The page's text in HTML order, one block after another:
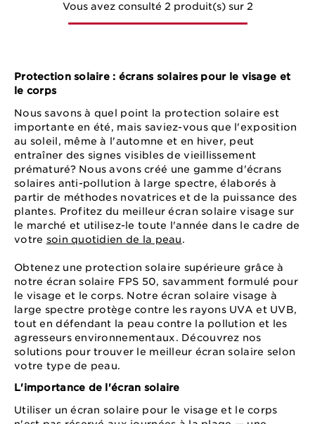
Vous avez consulté 2 produit(s) sur 2
Protection solaire : écrans solaires pour le visage et
le corps
Nous savons à quel point la protection solaire est
importante en été, mais saviez-vous que l'exposition
au soleil, même à l'automne et en hiver, peut
entraîner des signes visibles de vieillissement
prématuré? Nous avons créé une gamme d'écrans
solaires anti-pollution à large spectre, élaborés à
partir de méthodes novatrices et de la puissance des
plantes. Profitez du meilleur écran solaire visage sur
le marché et utilisez-le toute l'année dans le cadre de
votre soin quotidien de la peau.
Obtenez une protection solaire supérieure grâce à
notre écran solaire FPS 50, savamment formulé pour
le visage et le corps. Notre écran solaire visage à
large spectre protège contre les rayons UVA et UVB,
tout en défendant la peau contre la pollution et les
agresseurs environnementaux. Découvrez nos
solutions pour trouver le meilleur écran solaire selon
votre type de peau.
L'importance de l'écran solaire
Utiliser un écran solaire pour le visage et le corps